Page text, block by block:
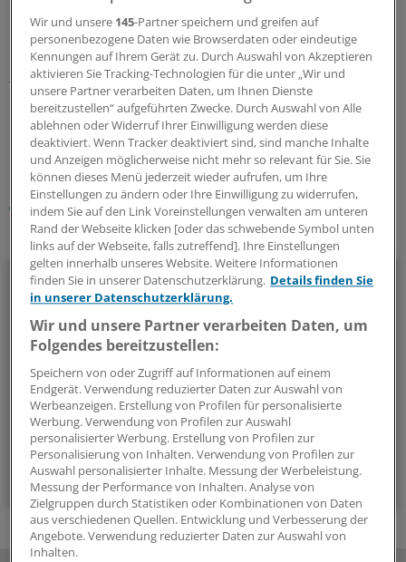
Fälle in die Praxen, schwere in die Kliniken.
Lesen Sie dazu auch:Klinik und Praxis: So groß sind die
Unterschiede in der Vergütung
Schlagworte:
Abrechnung / Honorar
Ihr Newsletter zum Thema
Beruf & Alltag
Die Sonntagslektüre: Lesen Sie Wissenswertes und
Nützliches für Ihre tägliche Arbeit, lassen Sie sich von
einen Schritt voraus.
wöchentlich (Sonntag)
Zum Abonnieren bitte anmelden
Wir und unsere 145-Partner speichern und greifen auf
personenbezogene Daten wie Browserdaten oder eindeutige
Kennungen auf Ihrem Gerät zu. Durch Auswahl von Akzeptieren
aktivieren Sie Tracking-Technologien für die unter „Wir und
unsere Partner verarbeiten Daten, um Ihnen Dienste
bereitzustellen“ aufgeführten Zwecke. Durch Auswahl von Alle
ablehnen oder Widerruf Ihrer Einwilligung werden diese
deaktiviert. Wenn Tracker deaktiviert sind, sind manche Inhalte
und Anzeigen möglicherweise nicht mehr so relevant für Sie. Sie
können dieses Menü jederzeit wieder aufrufen, um Ihre
Einstellungen zu ändern oder Ihre Einwilligung zu widerrufen,
indem Sie auf den Link Voreinstellungen verwalten am unteren
Rand der Webseite klicken [oder das schwebende Symbol unten
links auf der Webseite, falls zutreffend]. Ihre Einstellungen
gelten innerhalb unseres Website. Weitere Informationen
finden Sie in unserer Datenschutzerklärung. Details finden Sie
in unserer Datenschutzerklärung.
Wir und unsere Partner verarbeiten Daten, um
Folgendes bereitzustellen:
Speichern von oder Zugriff auf Informationen auf einem
Endgerät. Verwendung reduzierter Daten zur Auswahl von
Werbeanzeigen. Erstellung von Profilen für personalisierte
Werbung. Verwendung von Profilen zur Auswahl
personalisierter Werbung. Erstellung von Profilen zur
Personalisierung von Inhalten. Verwendung von Profilen zur
Auswahl personalisierter Inhalte. Messung der Werbeleistung.
Messung der Performance von Inhalten. Analyse von
Zielgruppen durch Statistiken oder Kombinationen von Daten
aus verschiedenen Quellen. Entwicklung und Verbesserung der
Angebote. Verwendung reduzierter Daten zur Auswahl von
Inhalten.